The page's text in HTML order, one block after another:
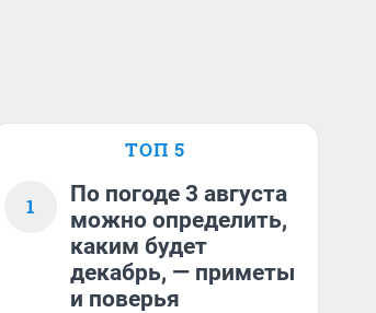
ТОП 5
1
По погоде 3 августа
можно определить,
каким будет
декабрь, — приметы
и поверья